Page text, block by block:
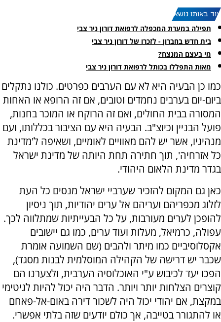
עוד באותו נושא:
תפילה במערת המכפלה לרפואת דורון ניר צבי
בית חדש בחברון - לזכרו של דורון ניר צבי
מי בעצם המנצח?
מאות התפללו בכותל לרפואת דורון ניר צבי
כמו כן הבעיה היא לא עם הערבים כפרטים. כולנו נתקלים
ביום-יום בערבים נחמדים וטובים, אם זה הרופא או האחות
המסורה בבית החולים, ואם זה הרוקח או המוכר בחנות,
פועל הבניין וכיוצ"ב. הבעיה היא עם הציבור בכללותו, ועם
מנהיגיו, אשר יש להם מאוויים לאומיים, ושאיפה ל'מדינת
כל אזרחיה', תוך חתירה תחת היותה של מדינת ישראל
בגדר מדינת הלאום היהודי.
כאן גם המקום להזכיר שערביי ישראל מנסים כל העת
לזלוג מכפריהם ועריהם אל ערים יהודיות, תוך ניסיון
להופכן לערים מעורבות, על כל הבעייתיות שמתלווה לכך.
עפולה, כרמיאל, מעלות ועוד ערים, כמו גם יישובים
אקסלוסיביים כמו מיתר ולהבים (שם השמועה אומרת
שכבר יש דרישה של הקהילה המוסלמית לבנות מסגד),
הפכו יעד לכיבוש ע"י האוכלוסיה הערבית, ולצערנו הם
קוצרים הצלחות יותר ויותר. הדבר היה יכול להיות לגיטימי
במקצת, אם יהודי יכול היה לשכור דירה באום-אל-פאחם
או להתגורר בטייבה, אך כולם יודעים שזה בלתי אפשרי.